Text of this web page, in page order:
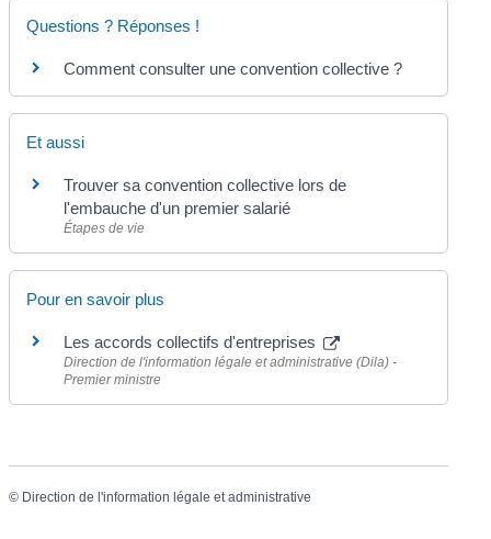
Questions ? Réponses !
Comment consulter une convention collective ?
Et aussi
Trouver sa convention collective lors de
l'embauche d'un premier salarié
Étapes de vie
Pour en savoir plus
Les accords collectifs d'entreprises
Direction de l'information légale et administrative (Dila) -
Premier ministre
© Direction de l'information légale et administrative